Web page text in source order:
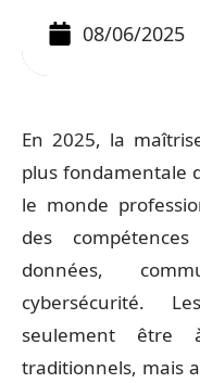
08/06/2025
En 2025, la
plus fondamentale
le monde
des
données,
cybersécurité.
seulement être
traditionnels, mais